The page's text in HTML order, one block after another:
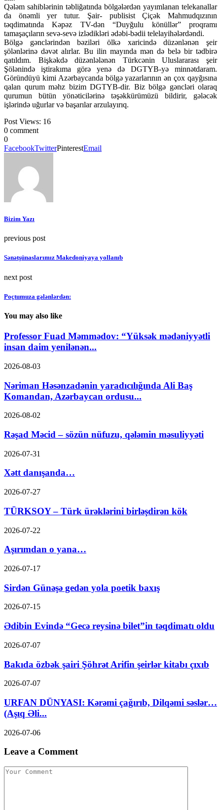
Qələm sahiblərinin təbliğatında bölgələrdən yayımlanan telekanallar
da önəmli yer tutur. Şair- publisist Çiçək Mahmudqızının
təqdimatında Kəpəz TV-dən “Duyğulu könüllər” proqramı
tamaşaçıların sevə-sevə izlədikləri ədəbi-bədii telelayihələrdəndi.
Bölgə gənclərindən bəziləri ölkə xaricində düzənlənən şeir
şölənlərinə dəvət alırlar. Bu ilin mayında mən də belə bir tədbirə
qatıldım. Bişkəkdə düzənlələnən Türkcənin Uluslararası şeir
Şölənində iştirakıma görə yenə də DGTYB-yə minnətdaram.
Göründüyü kimi Azərbaycanda bölgə yazarlarının ən çox qayğısına
qalan qurum məhz bizim DGTYB-dir. Biz bölgə gəncləri olaraq
qurumun bütün yönəticilərinə təşəkkürümüzü bildirir, gələcək
işlərində uğurlar və başarılar arzulayırıq.
Post Views: 16
0 comment
0
FacebookTwitterPinterestEmail
Bizim Yazı
previous post
Sənətşünaslarımız Makedoniyaya yollanıb
next post
Poçtumuza gələnlərdən:
You may also like
Professor Fuad Məmmədov: “Yüksək mədəniyyətli
insan daim yenilənən...
2026-08-03
Nəriman Həsənzadənin yaradıcılığında Ali Baş
Komandan, Azərbaycan ordusu...
2026-08-02
Rəşad Məcid – sözün nüfuzu, qələmin məsuliyyəti
2026-07-31
Xətt danışanda…
2026-07-27
TÜRKSOY – Türk ürəklərini birləşdirən kök
2026-07-22
Aşırımdan o yana…
2026-07-17
Sirdən Günəşə gedən yola poetik baxış
2026-07-15
Ədibin Evində “Gecə reysinə bilet”in təqdimatı oldu
2026-07-07
Bakıda özbək şairi Şöhrət Arifin şeirlər kitabı çıxıb
2026-07-07
URFAN DÜNYASI: Kərəmi çağırıb, Dilqəmi səslər…
(Aşıq Əli...
2026-07-06
Leave a Comment